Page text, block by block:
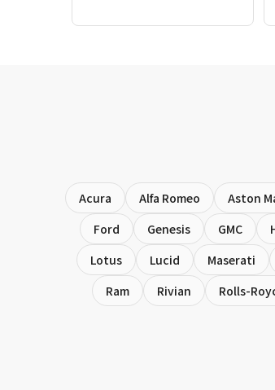
Acura Alfa Romeo Aston
Ford
Genesis GMC
Lotus
Lucid Maserati
Ram
Rivian Rolls-